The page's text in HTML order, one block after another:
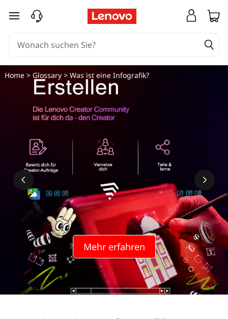
W
o
zum Hauptinhalt springen
Mehr erfahren
Home> Glossary> Was ist eine Infografik?